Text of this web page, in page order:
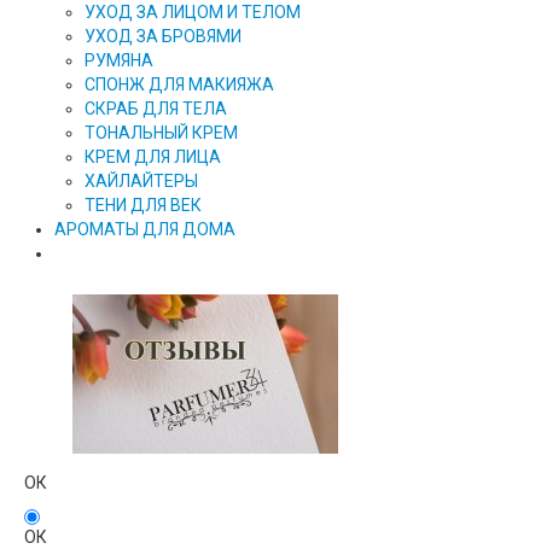
УХОД ЗА ЛИЦОМ И ТЕЛОМ
УХОД ЗА БРОВЯМИ
РУМЯНА
СПОНЖ ДЛЯ МАКИЯЖА
СКРАБ ДЛЯ ТЕЛА
ТОНАЛЬНЫЙ КРЕМ
КРЕМ ДЛЯ ЛИЦА
ХАЙЛАЙТЕРЫ
ТЕНИ ДЛЯ ВЕК
АРОМАТЫ ДЛЯ ДОМА
ОК
ОК